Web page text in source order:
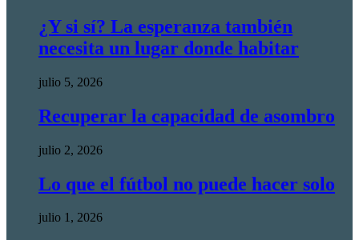
¿Y si sí? La esperanza también
necesita un lugar donde habitar
julio 5, 2026
Recuperar la capacidad de asombro
julio 2, 2026
Lo que el fútbol no puede hacer solo
julio 1, 2026